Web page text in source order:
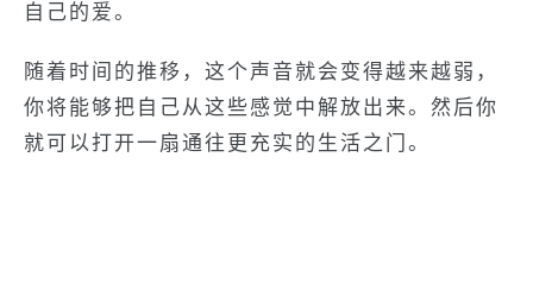
自己的爱。
随着时间的推移，这个声音就会变得越来越弱，
你将能够把自己从这些感觉中解放出来。然后你
就可以打开一扇通往更充实的生活之门。